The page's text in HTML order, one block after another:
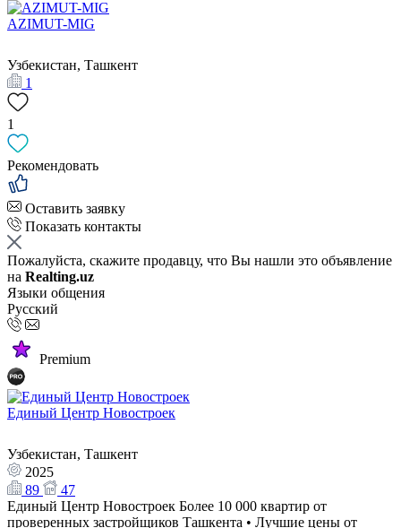
AZIMUT-MIG
Узбекистан, Ташкент
1
1
Рекомендовать
Оставить заявку
Показать контакты
Пожалуйста, скажите продавцу, что Вы нашли это объявление
на Realting.uz
Языки общения
Русский
Premium
Единый Центр Новостроек
Узбекистан, Ташкент
2025
89
47
Единый Центр Новостроек Более 10 000 квартир от
проверенных застройщиков Ташкента • Лучшие цены от